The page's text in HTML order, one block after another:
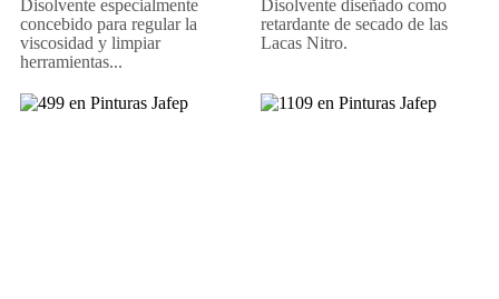
Disolvente especialmente
concebido para regular la
viscosidad y limpiar
herramientas...
Disolvente diseñado como
retardante de secado de las
Lacas Nitro.